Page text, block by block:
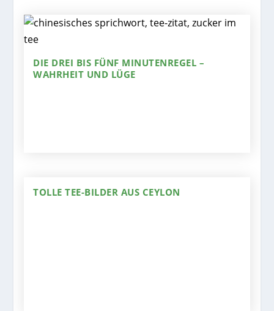
DIE DREI BIS FÜNF MINUTENREGEL –
WAHRHEIT UND LÜGE
TOLLE TEE-BILDER AUS CEYLON